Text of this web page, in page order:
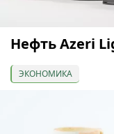
Нефть Azeri
ЭКОНОМИКА